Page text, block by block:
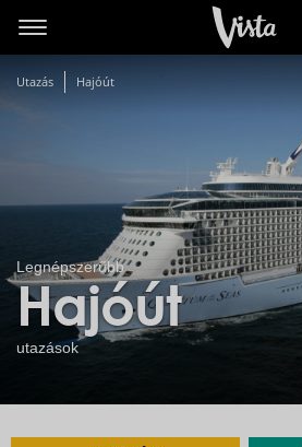
Utazás Hajóút
Legnépszerűbb
Hajóút
utazások